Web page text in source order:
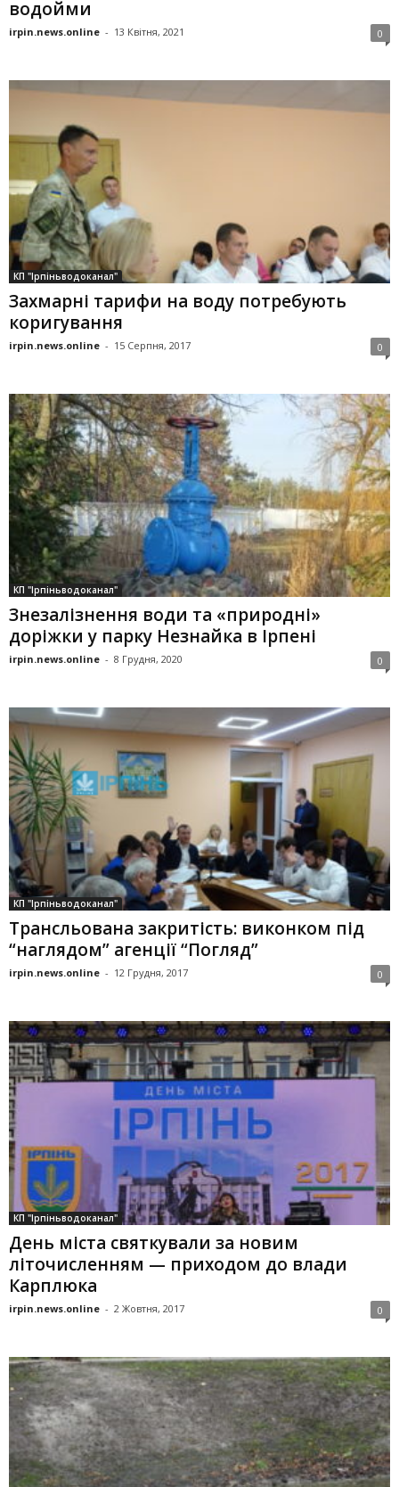
водойми
irpin.news.online - 13 Квітня, 2021 0
КП "Ірпіньводоканал"
Захмарні тарифи на воду потребують
коригування
irpin.news.online - 15 Серпня, 2017 0
КП "Ірпіньводоканал"
Знезалізнення води та «природні»
доріжки у парку Незнайка в Ірпені
irpin.news.online - 8 Грудня, 2020 0
КП "Ірпіньводоканал"
Трансльована закритість: виконком під
“наглядом” агенції “Погляд”
irpin.news.online - 12 Грудня, 2017 0
КП "Ірпіньводоканал"
День міста святкували за новим
літочисленням — приходом до влади
Карплюка
irpin.news.online - 2 Жовтня, 2017 0